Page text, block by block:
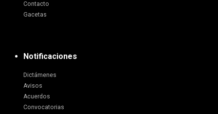
Contacto
Gacetas
Notificaciones
Dictámenes
Avisos
Acuerdos
Convocatorias